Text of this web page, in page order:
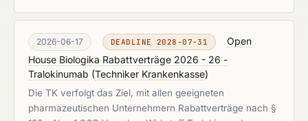
2026-06-17 DEADLINE 2028-07-31
Open
House Biologika Rabattverträge 2026 - 26 -
Tralokinumab (Techniker Krankenkasse)
Die TK verfolgt das Ziel, mit allen geeigneten
pharmazeutischen Unternehmern Rabattverträge nach §